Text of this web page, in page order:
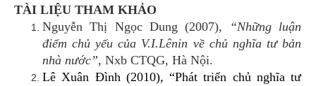
TÀI LIỆU THAM KHẢO
Nguyễn Thị Ngọc Dung (2007),
“Những luận
điểm chủ yếu của V.I.Lênin về chủ nghĩa tư bản
nhà nước”, Nxb CTQG, Hà Nội.
Lê Xuân Đình (2010), “Phát triển chủ nghĩa tư